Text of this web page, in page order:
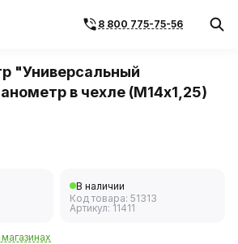
8 800 775-75-56
"Универсальный
в чехле (М14х1,25)
В наличии
Код товара: 51313
Артикул: 11411